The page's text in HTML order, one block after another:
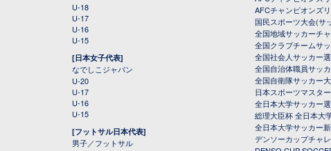
U-18
U-17
U-16
U-15
[日本女子代表]
なでしこジャパン
U-20
U-17
U-16
U-15
[フットサル日本代表]
男子／フットサル
AFCチャンピオンズ
国民スポーツ大会(サ
全国地域サッカーチ
全国クラブチームサ
全国社会人サッカー
全国自治体職員サッ
全国自衛隊サッカー
日本スポーツマスタ
全日本大学サッカー
総理大臣杯 全日本大
全日本大学サッカー
デンソーカップチャ